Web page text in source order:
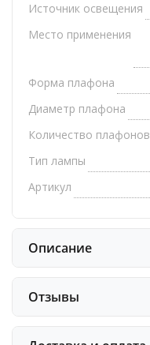
Источник освещения
Место применения
Форма плафона
Диаметр плафона
Количество плафонов
Тип лампы
Артикул
Описание
Отзывы